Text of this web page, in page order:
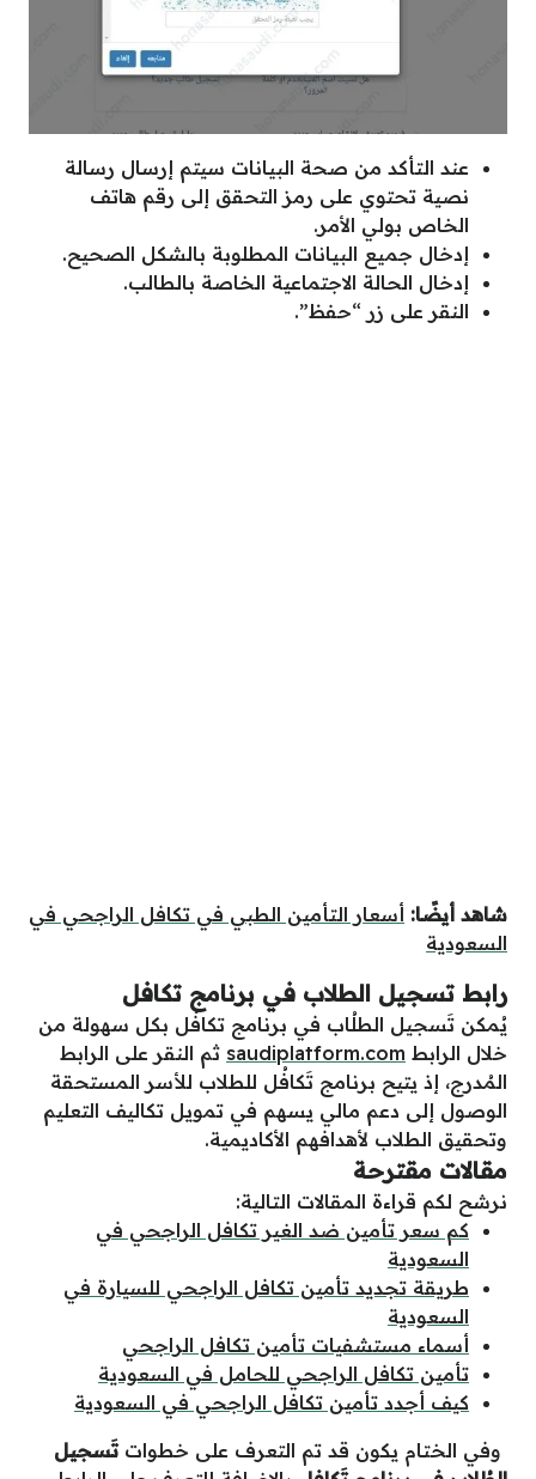
عند التأكد من صحة البيانات سيتم إرسال رسالة
نصية تحتوي على رمز التحقق إلى رقم هاتف
الخاص بولي الأمر.
إدخال جميع البيانات المطلوبة بالشكل الصحيح.
إدخال الحالة الاجتماعية الخاصة بالطالب.
النقر على زر “حفظ”.
شاهد أيضًا: أسعار التأمين الطبي في تكافل الراجحي في
السعودية
رابط تسجيل الطلاب في برنامج تكافل
يُمكن تَسجيل الطلُاب في برنامج تكافُل بكل سهولة من
خلال الرابط saudiplatform.com ثم النقر على الرابط
المُدرج، إذ يتيح برنامج تَكافُل للطلاب للأسر المستحقة
الوصول إلى دعم مالي يسهم في تمويل تكاليف التعليم
وتحقيق الطلاب لأهدافهم الأكاديمية.
مقالات مقترحة
نرشح لكم قراءة المقالات التالية:
كم سعر تأمين ضد الغير تكافل الراجحي في
السعودية
طريقة تجديد تأمين تكافل الراجحي للسيارة في
السعودية
أسماء مستشفيات تأمين تكافل الراجحي
تأمين تكافل الراجحي للحامل في السعودية
كيف أجدد تأمين تكافل الراجحي في السعودية
وفي الختام يكون قد تم التعرف على خطواتتَسجيل